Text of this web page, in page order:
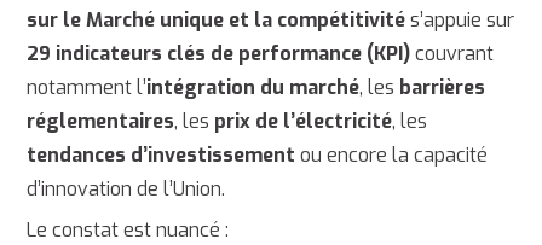
sur le Marché unique et la compétitivités’appuie sur
29 indicateurs clés de performance (KPI)couvrant
notamment l’intégration du marché, les barrières
réglementaires, les prix de l’électricité, les
tendances d’investissement ou encore la capacité
d’innovation de l’Union.
Le constat est nuancé :